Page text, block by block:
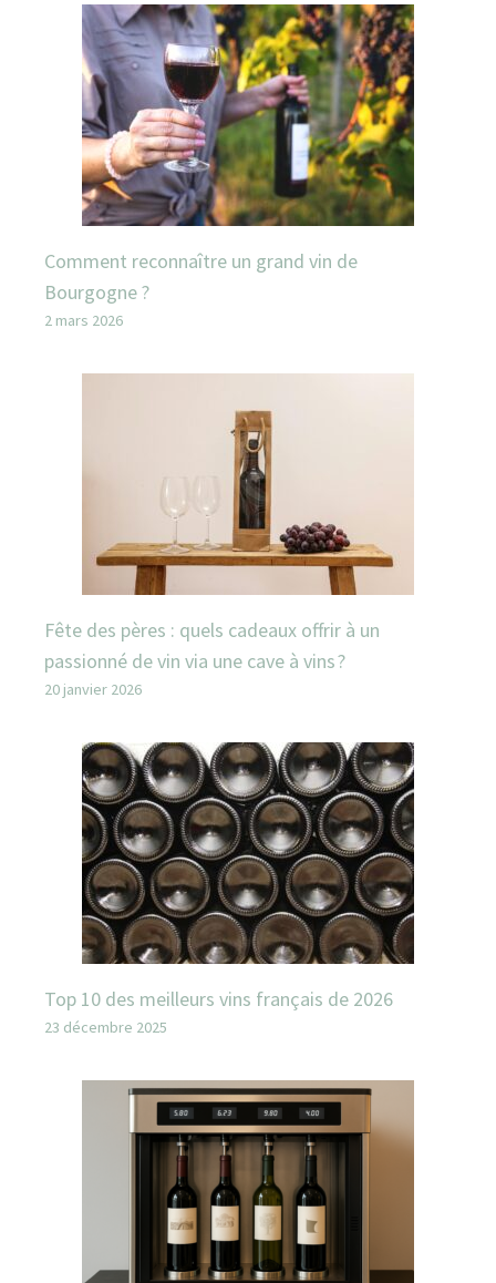
Comment reconnaître un grand vin de
Bourgogne ?
2 mars 2026
Fête des pères : quels cadeaux offrir à un
passionné de vin via une cave à vins ?
20 janvier 2026
Top 10 des meilleurs vins français de 2026
23 décembre 2025